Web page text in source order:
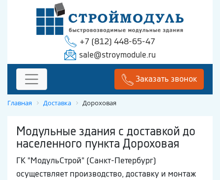
+7 (812) 448-65-47
sale@stroymodule.ru
Заказать звонок
Главная Доставка Дороховая
Модульные здания с доставкой до
населенного пункта Дороховая
ГК "МодульСтрой" (Санкт-Петербург)
осуществляет производство, доставку и монтаж